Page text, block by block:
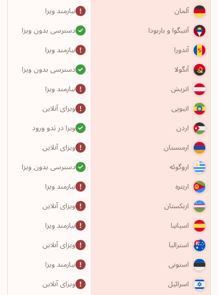
آلمان
نیازمند ویزا
آنتیگوا و باربودا
دسترسی بدون ویزا
آندورا
نیازمند ویزا
آنگولا
دسترسی بدون ویزا
اتریش
نیازمند ویزا
اتیوپی
ویزای آنلاین
اردن
ویزا در بَدو ورود
ارمنستان
ویزای آنلاین
اروگوئه
دسترسی بدون ویزا
اریتره
نیازمند ویزا
ازبکستان
ویزای آنلاین
اسپانیا
نیازمند ویزا
استرالیا
ویزای آنلاین
استونی
نیازمند ویزا
اسرائیل
ویزای آنلاین